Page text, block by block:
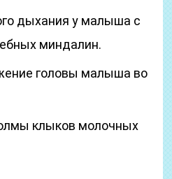
дыхания у малыша с
миндалин.
головы малыша во
клыков молочных